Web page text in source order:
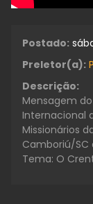
Postado:
Preletor(a):
Descrição:
Mensagem do
Internacional
Missionários
Camboriú/SC
Tema: O